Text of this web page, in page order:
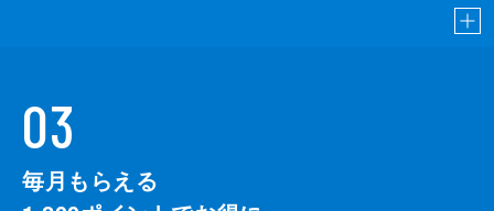
03
毎月もらえる